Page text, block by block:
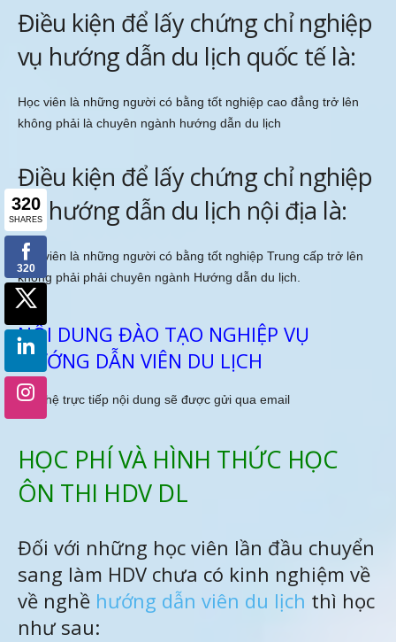
Điều kiện để lấy chứng chỉ nghiệp
vụ hướng dẫn du lịch quốc tế là:
Học viên là những người có bằng tốt nghiệp cao đẳng trở lên
không phải là chuyên ngành hướng dẫn du lịch
Điều kiện để lấy chứng chỉ nghiệp
vụ hướng dẫn du lịch nội địa là:
Học viên là những người có bằng tốt nghiệp Trung cấp trở lên
không phải phải chuyên ngành Hướng dẫn du lịch.
NỘI DUNG ĐÀO TẠO NGHIỆP VỤ
HƯỚNG DẪN VIÊN DU LỊCH
Liên hệ trực tiếp nội dung sẽ được gửi qua email
HỌC PHÍ VÀ HÌNH THỨC HỌC
ÔN THI HDV DL
Đối với những học viên lần đầu chuyển
sang làm HDV chưa có kinh nghiệm về
về nghề hướng dẫn viên du lịch thì học
như sau: